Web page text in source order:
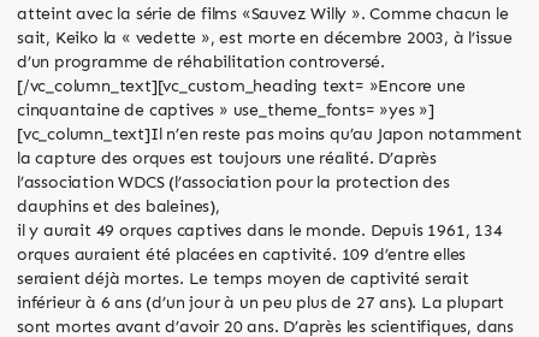
atteint avec la série de films «Sauvez Willy ». Comme chacun le
sait, Keiko la « vedette », est morte en décembre 2003, à l’issue
d’un programme de réhabilitation controversé.
[/vc_column_text][vc_custom_heading text= »Encore une
cinquantaine de captives » use_theme_fonts= »yes »]
[vc_column_text]Il n’en reste pas moins qu’au Japon notamment
la capture des orques est toujours une réalité. D’après
l’association WDCS (l’association pour la protection des
dauphins et des baleines),
il y aurait 49 orques captives dans le monde. Depuis 1961, 134
orques auraient été placées en captivité. 109 d’entre elles
seraient déjà mortes. Le temps moyen de captivité serait
inférieur à 6 ans (d’un jour à un peu plus de 27 ans). La plupart
sont mortes avant d’avoir 20 ans. D’après les scientifiques, dans